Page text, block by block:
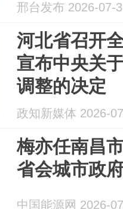
邢台发布 2026-07-
河北省召开
宣布中央关
调整的决定
政知新媒体 2026-
梅亦任南昌
省会城市政
中国能源网 2026-